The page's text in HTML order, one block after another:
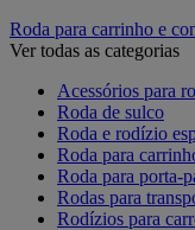
Roda para carrinho e
Ver todas as categorias
Acessórios para
Roda de sulco
Roda e rodízio
Roda para
Roda para porta-
Rodas para
Rodízios para